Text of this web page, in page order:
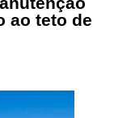
ao teto de